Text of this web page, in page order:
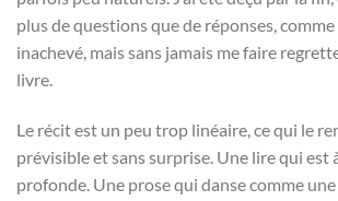
plus de questions que de réponses,
inachevé, mais sans jamais me faire
livre.
Le récit est un peu trop linéaire, ce qui le
prévisible et sans surprise. Une lire qui est
profonde. Une prose qui danse comme